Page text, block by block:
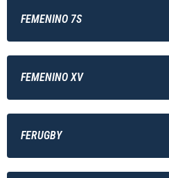
FEMENINO 7S
FEMENINO XV
FERUGBY